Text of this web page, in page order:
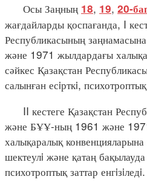
Осы Заңның 18, 19, 20-
жағдайларды қоспағанда, I
Республикасының
және 1971 жылдардағы
сәйкес Қазақстан
салынған есiрткi,
II кестеге Қазақстан
және БҰҰ-ның 1961 және
халықаралық
шектеулi және қатаң
психотроптық заттар енгiзiледi.